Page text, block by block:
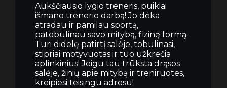
Aukščiausio lygio treneris, puikiai
išmano trenerio darbą! Jo dėka
atradau ir pamilau sportą,
patobulinau savo mitybą, fizinę formą.
Turi didelę patirtį salėje, tobulinasi,
stipriai motyvuotas ir tuo užkrečia
aplinkinius! Jeigu tau trūksta drąsos
salėje, žinių apie mitybą ir treniruotes,
kreipiesi teisingu adresu!